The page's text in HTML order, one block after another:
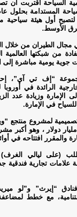
السياحة اقتربت أن
لتصبح أول هيئة
الأوسط.
مجال الطيران من
من شبكتها
“إف تي آي”،
الرائدة في أوروبا
الإمارة وزيادة عدد
في الإمارة.
لمشروع منتجع
تبلغ تكلفته 3.9 مليار دولار ،
والمقرر افتتاحه في أوائل
(على ليالي
علامات تجارية
“إيرث” و”لو
مع خطط